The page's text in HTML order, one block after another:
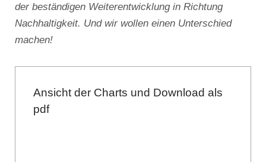
der beständigen Weiterentwicklung in Richtung
Nachhaltigkeit. Und wir wollen einen Unterschied
machen!
Ansicht der Charts und Download als
pdf